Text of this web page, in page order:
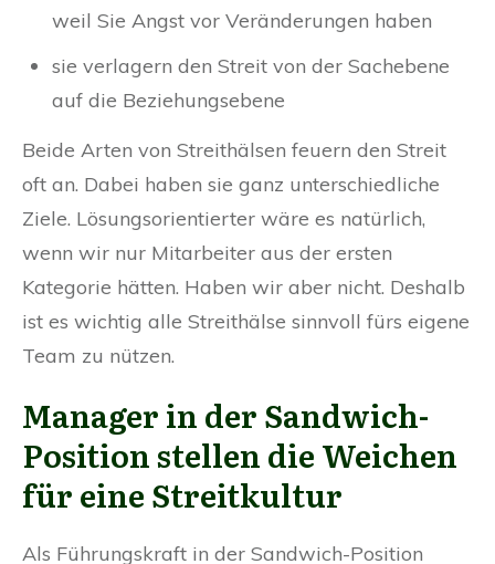
weil Sie Angst vor Veränderungen haben
sie verlagern den Streit von der Sachebene
auf die Beziehungsebene
Beide Arten von Streithälsen feuern den Streit
oft an. Dabei haben sie ganz unterschiedliche
Ziele. Lösungsorientierter wäre es natürlich,
wenn wir nur Mitarbeiter aus der ersten
Kategorie hätten. Haben wir aber nicht. Deshalb
ist es wichtig alle Streithälse sinnvoll fürs eigene
Team zu nützen.
Manager in der Sandwich-
Position stellen die Weichen
für eine Streitkultur
Als Führungskraft in der Sandwich-Position